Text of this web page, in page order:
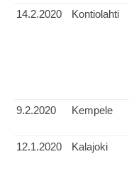
14.2.2020
Kontiolahti
9.2.2020
Kempele
12.1.2020 Kalajoki